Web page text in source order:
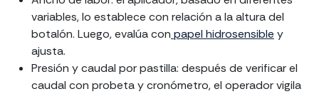
variables, lo establece con relación a la altura del
botalón. Luego, evalúa con papel hidrosensible y
ajusta.
Presión y caudal por pastilla: después de verificar el
caudal con probeta y cronómetro, el operador vigila